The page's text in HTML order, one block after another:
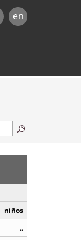
en
niños
..